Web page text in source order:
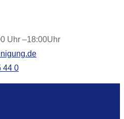
Uhr –18:00Uhr
44 0